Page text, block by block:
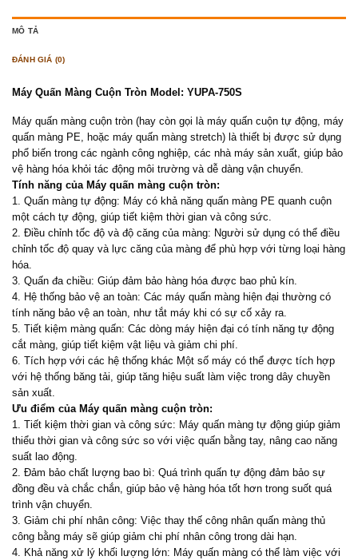
MÔ TẢ
ĐÁNH GIÁ (0)
Máy Quấn Màng Cuộn Tròn Model: YUPA-750S
Máy quấn màng cuộn tròn (hay còn gọi là máy quấn cuộn tự động, máy
quấn màng PE, hoặc máy quấn màng stretch) là thiết bị được sử dụng
phổ biến trong các ngành công nghiệp, các nhà máy sản xuất, giúp bảo
vệ hàng hóa khỏi tác động môi trường và dễ dàng vận chuyển.
Tính năng của Máy quấn màng cuộn tròn:
1. Quấn màng tự động: Máy có khả năng quấn màng PE quanh cuộn
một cách tự động, giúp tiết kiệm thời gian và công sức.
2. Điều chỉnh tốc độ và độ căng của màng: Người sử dụng có thể điều
chỉnh tốc độ quay và lực căng của màng để phù hợp với từng loại hàng
hóa.
3. Quấn đa chiều: Giúp đảm bảo hàng hóa được bao phủ kín.
4. Hệ thống bảo vệ an toàn: Các máy quấn màng hiện đại thường có
tính năng bảo vệ an toàn, như tắt máy khi có sự cố xảy ra.
5. Tiết kiệm màng quấn: Các dòng máy hiện đại có tính năng tự động
cắt màng, giúp tiết kiệm vật liệu và giảm chi phí.
6. Tích hợp với các hệ thống khác Một số máy có thể được tích hợp
với hệ thống băng tải, giúp tăng hiệu suất làm việc trong dây chuyền
sản xuất.
Ưu điểm của Máy quấn màng cuộn tròn:
1. Tiết kiệm thời gian và công sức: Máy quấn màng tự động giúp giảm
thiểu thời gian và công sức so với việc quấn bằng tay, nâng cao năng
suất lao động.
2. Đảm bảo chất lượng bao bì: Quá trình quấn tự động đảm bảo sự
đồng đều và chắc chắn, giúp bảo vệ hàng hóa tốt hơn trong suốt quá
trình vận chuyển.
3. Giảm chi phí nhân công: Việc thay thế công nhân quấn màng thủ
công bằng máy sẽ giúp giảm chi phí nhân công trong dài hạn.
4. Khả năng xử lý khối lượng lớn: Máy quấn màng có thể làm việc với